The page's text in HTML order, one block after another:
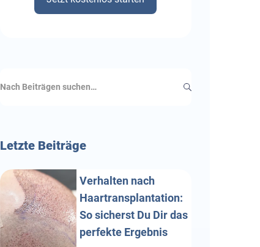
LetzteBeiträge
Verhalten nach
Haartransplantation:
So sicherst Du Dir das
perfekte Ergebnis